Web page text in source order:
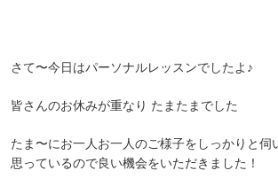
さて〜今日はパーソナルレッスンでしたよ♪
皆さんのお休みが重なり たまたまでした
たま〜にお一人お一人のご様子をしっかりと伺
思っているので良い機会をいただきました！